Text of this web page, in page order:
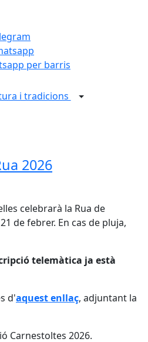
per barris
i tradicions
2026
celebrarà la Rua de
de febrer. En cas de pluja,
telemàtica ja està
d'aquest enllaç, adjuntant la
Carnestoltes 2026.